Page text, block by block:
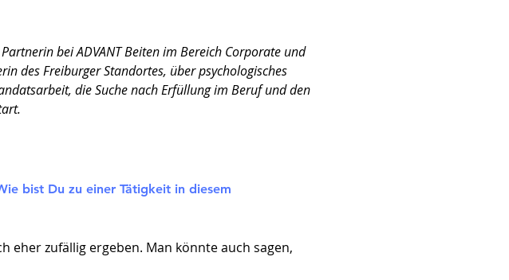
bei ADVANT Beiten im Bereich Corporate und
des Freiburger Standortes, über psychologisches
die Suche nach Erfüllung im Beruf und den
bist Du zu einer Tätigkeit in diesem
eher zufällig ergeben. Man könnte auch sagen,